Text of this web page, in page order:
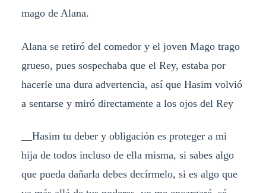
mago de Alana.
Alana se retiró del comedor y el joven Mago trago
grueso, pues sospechaba que el Rey, estaba por
hacerle una dura advertencia, así que Hasim volvió
a sentarse y miró directamente a los ojos del Rey
__Hasim tu deber y obligación es proteger a mi
hija de todos incluso de ella misma, si sabes algo
que pueda dañarla debes decírmelo, si es algo que